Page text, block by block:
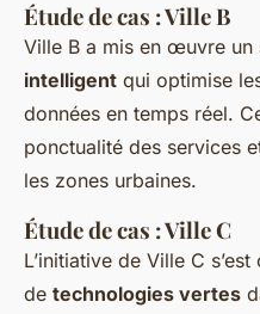
Étude de cas : Ville B
Ville B a mis en œuvre un
intelligent qui optimise
données en temps réel.
ponctualité des services
les zones urbaines.
Étude de cas : Ville C
L’initiative de Ville C
de technologies vertes